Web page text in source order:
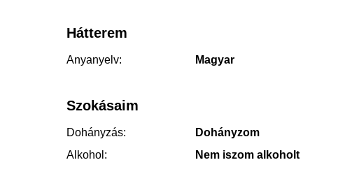
Hátterem
Anyanyelv: Magyar
Szokásaim
Dohányzás:
Dohányzom
Alkohol:
Nem iszom alkoholt